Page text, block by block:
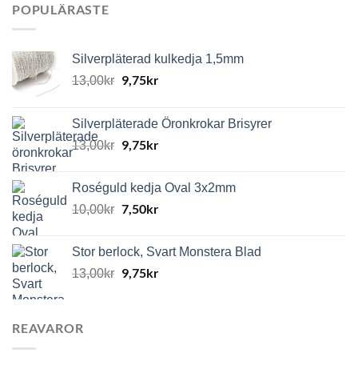
POPULÄRASTE
Silverpläterad kulkedja 1,5mm
13,00kr 9,75kr
Silverpläterade Öronkrokar Brisyrer
13,00kr 9,75kr
Roséguld kedja Oval 3x2mm
10,00kr 7,50kr
Stor berlock, Svart Monstera Blad
13,00kr 9,75kr
REAVAROR